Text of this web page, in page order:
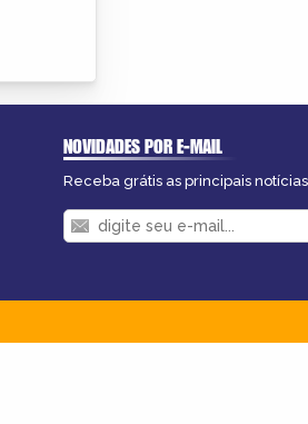
NOVIDADES POR E-MAIL
Receba grátis as principais